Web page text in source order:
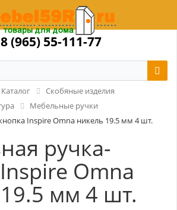
8 (965) 55-111-77
Каталог
Скобяные изделия
Мебельные ручки
Inspire Omna никель 19.5 мм 4 шт.
ручка-
Omna
мм 4 шт.